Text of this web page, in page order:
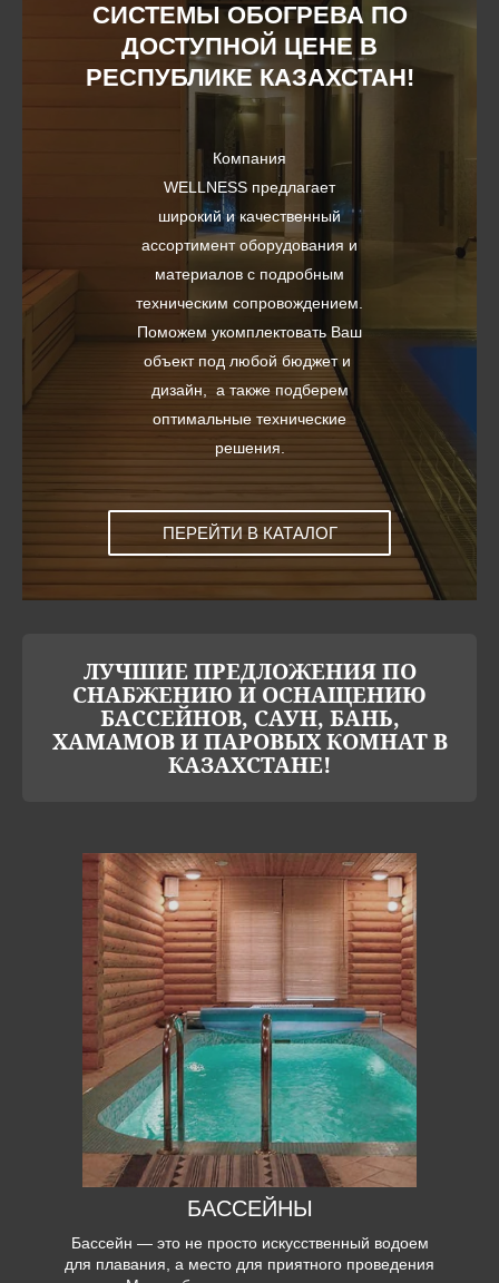
СИСТЕМЫ ОБОГРЕВА ПО
ДОСТУПНОЙ ЦЕНЕ В
РЕСПУБЛИКЕ КАЗАХСТАН!
Компания
WELLNESS предлагает
широкий и качественный
ассортимент оборудования и
материалов с подробным
техническим сопровождением.
Поможем укомплектовать Ваш
объект под любой бюджет и
дизайн, а также подберем
оптимальные технические
решения.
ПЕРЕЙТИ В КАТАЛОГ
ЛУЧШИЕ ПРЕДЛОЖЕНИЯ ПО
СНАБЖЕНИЮ И ОСНАЩЕНИЮ
БАССЕЙНОВ, САУН, БАНЬ,
ХАМАМОВ И ПАРОВЫХ КОМНАТ В
КАЗАХСТАНЕ!
БАССЕЙНЫ
Бассейн — это не просто искусственный водоем
для плавания, а место для приятного проведения